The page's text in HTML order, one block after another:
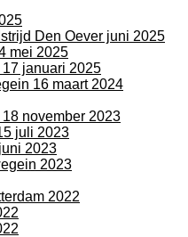
Den Oever juni 2025
mei 2025
januari 2025
16 maart 2024
november 2023
juli 2023
2023
2023
2022